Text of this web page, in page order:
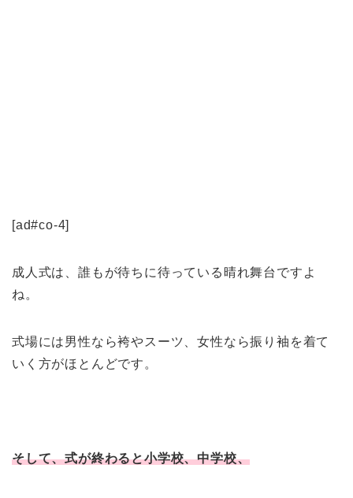
[ad#co-4]
成人式は、誰もが待ちに待っている晴れ舞台ですよ
ね。
式場には男性なら袴やスーツ、女性なら振り袖を着て
いく方がほとんどです。
そして、式が終わると小学校、中学校、